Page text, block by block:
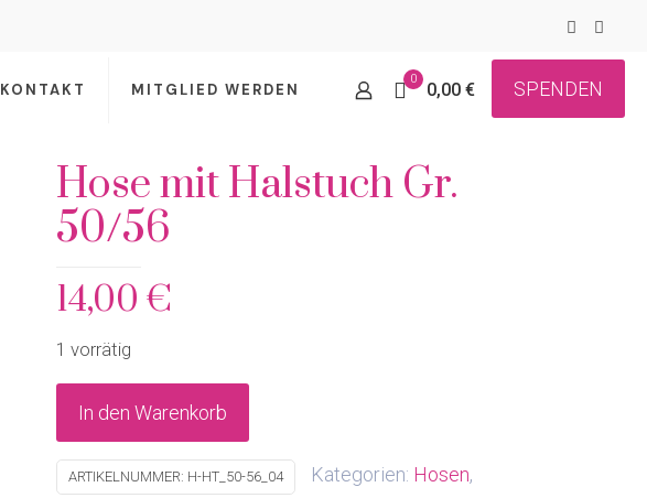
KONTAKT MITGLIED WERDEN
0
0,00 € SPENDEN
Hose mit Halstuch Gr.
50/56
14,00€
1 vorrätig
In den Warenkorb
ARTIKELNUMMER: H-HT_50-56_04 Kategorien: Hosen,